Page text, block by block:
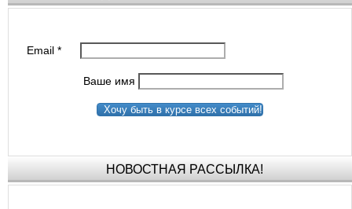
Email*
Ваше имя
Хочу быть в курсе всех событий!
НОВОСТНАЯ РАССЫЛКА!